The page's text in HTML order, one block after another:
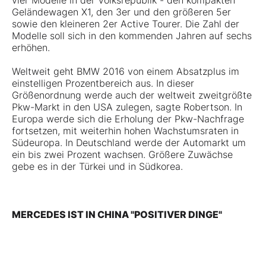
Geländewagen X1, den 3er und den größeren 5er
sowie den kleineren 2er Active Tourer. Die Zahl der
Modelle soll sich in den kommenden Jahren auf sechs
erhöhen.
Weltweit geht BMW 2016 von einem Absatzplus im
einstelligen Prozentbereich aus. In dieser
Größenordnung werde auch der weltweit zweitgrößte
Pkw-Markt in den USA zulegen, sagte Robertson. In
Europa werde sich die Erholung der Pkw-Nachfrage
fortsetzen, mit weiterhin hohen Wachstumsraten in
Südeuropa. In Deutschland werde der Automarkt um
ein bis zwei Prozent wachsen. Größere Zuwächse
gebe es in der Türkei und in Südkorea.
MERCEDES IST IN CHINA "POSITIVER DINGE"